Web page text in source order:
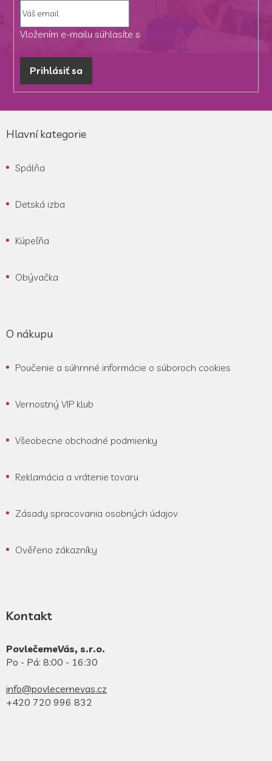
ý
Vložením e-mailu súhlasíte s
Prihlásiť sa
Hlavní kategorie
Spálňa
Detská izba
Kúpeľňa
Obývačka
O nákupu
Poučenie a súhrnné informácie o súboroch cookies
Vernostný VIP klub
Všeobecne obchodné podmienky
Reklamácia a vrátenie tovaru
Zásady spracovania osobných údajov
Ověřeno zákazníky
Kontakt
PovlečemeVás, s.r.o.
Po - Pá: 8:00 - 16:30
info@povlecemevas.cz
+420 720 996 832